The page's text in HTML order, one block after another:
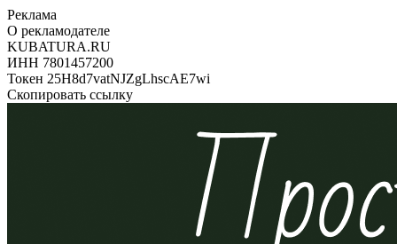
Реклама
О рекламодателе
KUBATURA.RU
ИНН 7801457200
Токен 25H8d7vatNJZgLhscAE7wi
Скопировать ссылку